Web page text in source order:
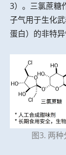
3）。三氯蔗糖
子气用于生化
蛋白）的非特异
图3. 两